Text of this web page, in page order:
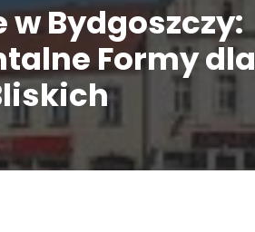
w Bydgoszczy:
Formy dla